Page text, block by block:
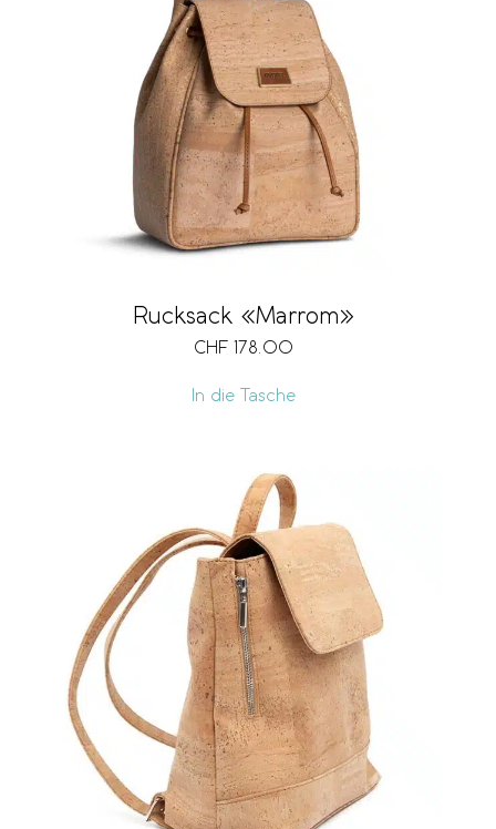
Rucksack «Marrom»
CHF 178.00
In die Tasche